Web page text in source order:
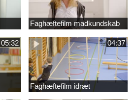
Faghæftefilm madkundskab
05:32 04:37
Faghæftefilm idræt